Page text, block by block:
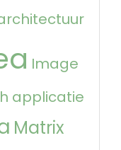
Image
applicatie
Matrix